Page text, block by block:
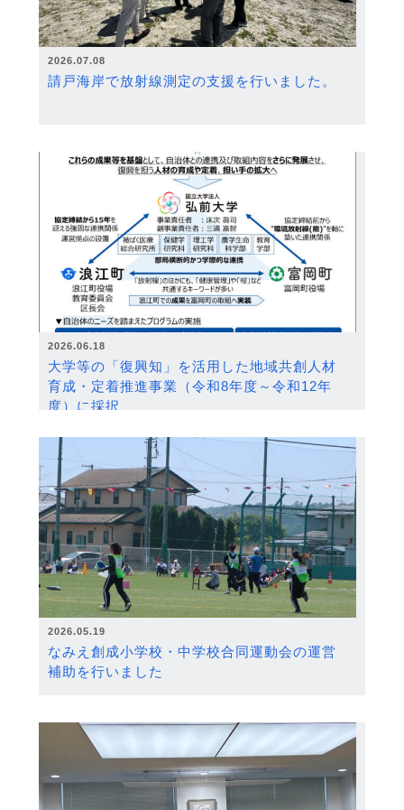
2026.07.08
請戸海岸で放射線測定の支援を行いました。
2026.06.18
大学等の「復興知」を活用した地域共創人材
育成・定着推進事業（令和8年度～令和12年
度）に採択
2026.05.19
なみえ創成小学校・中学校合同運動会の運営
補助を行いました